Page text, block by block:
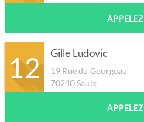
APPELEZ
12 Gille Ludovic
19 Rue du Gourgeau
70240Saulx
APPELEZ